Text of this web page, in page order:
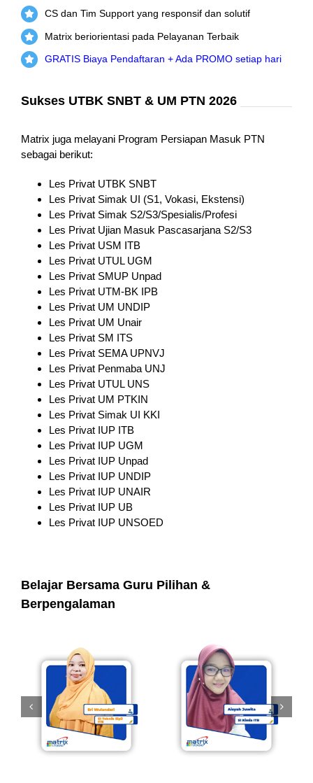
CS dan Tim Support yang responsif dan solutif
Matrix beriorientasi pada Pelayanan Terbaik
GRATIS Biaya Pendaftaran + Ada PROMO setiap hari
Sukses UTBK SNBT & UM PTN 2026
Matrix juga melayani Program Persiapan Masuk PTN
sebagai berikut:
Les Privat UTBK SNBT
Les Privat Simak UI (S1, Vokasi, Ekstensi)
Les Privat Simak S2/S3/Spesialis/Profesi
Les Privat Ujian Masuk Pascasarjana S2/S3
Les Privat USM ITB
Les Privat UTUL UGM
Les Privat SMUP Unpad
Les Privat UTM-BK IPB
Les Privat UM UNDIP
Les Privat UM Unair
Les Privat SM ITS
Les Privat SEMA UPNVJ
Les Privat Penmaba UNJ
Les Privat UTUL UNS
Les Privat UM PTKIN
Les Privat Simak UI KKI
Les Privat IUP ITB
Les Privat IUP UGM
Les Privat IUP Unpad
Les Privat IUP UNDIP
Les Privat IUP UNAIR
Les Privat IUP UB
Les Privat IUP UNSOED
Belajar Bersama Guru Pilihan &
Berpengalaman